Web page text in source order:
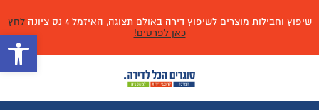
שיפוץ וחבילות מוצרים לשיפוץ דירה באולם תצוגה, האיזמל 4 נס ציונה
לחץ
כאן לפרטים!